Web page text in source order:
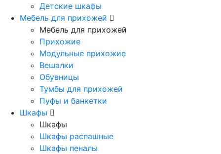
Детские шкафы
Мебель для прихожей
Мебель для прихожей
Прихожие
Модульные прихожие
Вешалки
Обувницы
Тумбы для прихожей
Пуфы и банкетки
Шкафы
Шкафы
Шкафы распашные
Шкафы пеналы